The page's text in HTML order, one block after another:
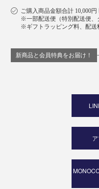
させた『_go』は、
ティションで準大賞を
ご購入商品金額合計 10,000円
※一部配送便（特別配送便、
※ギフトラッピング料、配送
新商品と会員特典をお届け！